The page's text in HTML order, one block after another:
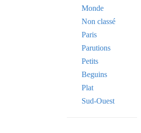
Monde
Non classé
Paris
Parutions
Petits
Beguins
Plat
Sud-Ouest